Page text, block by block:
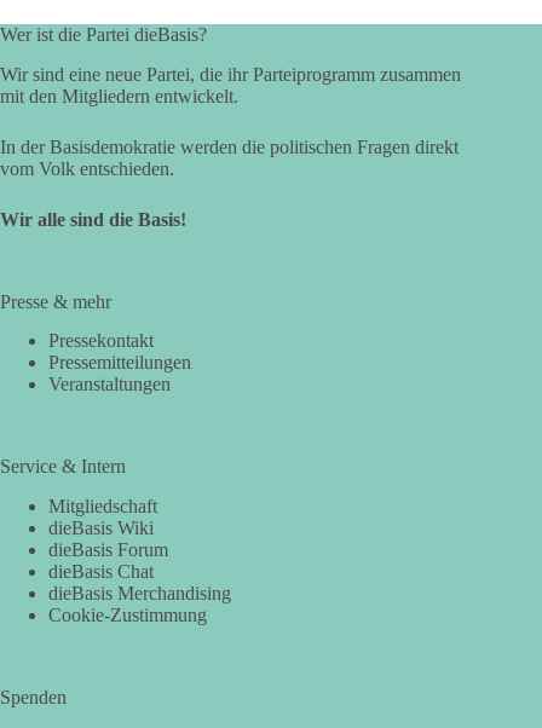
Wer ist die Partei dieBasis?
Wir sind eine neue Partei, die ihr Parteiprogramm zusammen
mit den Mitgliedern entwickelt.
In der Basisdemokratie werden die politischen Fragen direkt
vom Volk entschieden.
Wir alle sind die Basis!
Presse & mehr
Pressekontakt
Pressemitteilungen
Veranstaltungen
Service & Intern
Mitgliedschaft
dieBasis Wiki
dieBasis Forum
dieBasis Chat
dieBasis Merchandising
Cookie-Zustimmung
Spenden